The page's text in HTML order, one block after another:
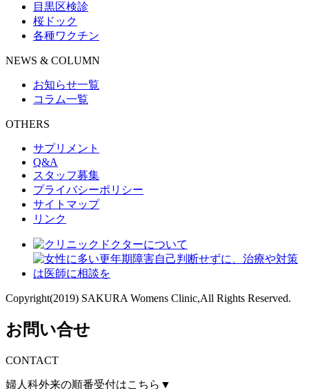
目黒区検診
桜ドック
各種ワクチン
NEWS & COLUMN
お知らせ一覧
コラム一覧
OTHERS
サプリメント
Q&A
スタッフ募集
プライバシーポリシー
サイトマップ
リンク
Copyright(2019) SAKURA Womens Clinic,All Rights Reserved.
お問い合せ
CONTACT
婦人科外来の順番受付はこちら▼